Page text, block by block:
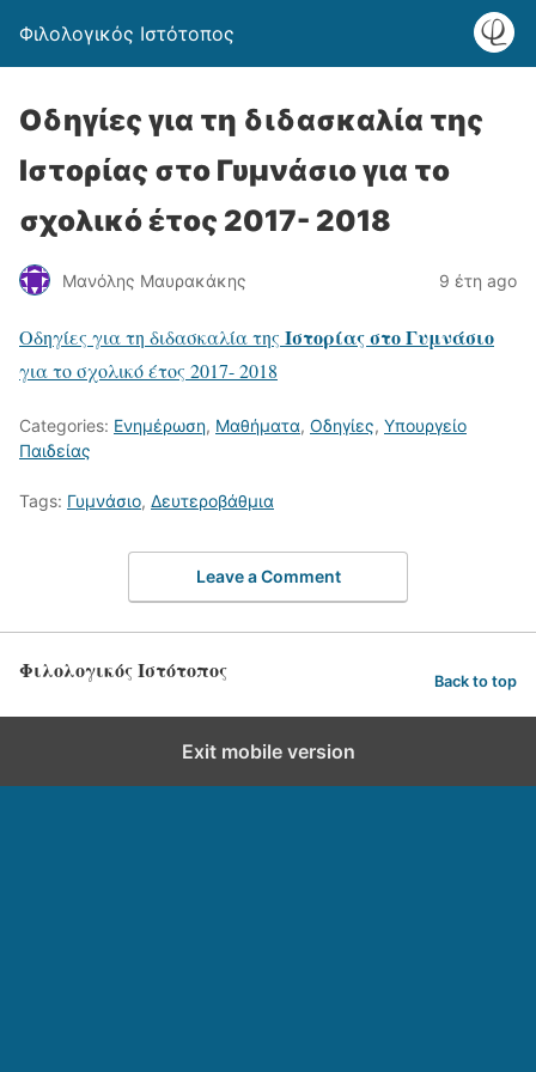
Φιλολογικός Ιστότοπος
Οδηγίες για τη διδασκαλία της
Ιστορίας στο Γυμνάσιο για το
σχολικό έτος 2017- 2018
Μανόλης Μαυρακάκης 9 έτη ago
Οδηγίες για τη διδασκαλία της Ιστορίας στο Γυμνάσιο
για τοσχολικό έτος 2017- 2018
Categories: Ενημέρωση, Μαθήματα, Οδηγίες, Υπουργείο
Παιδείας
Tags: Γυμνάσιο, Δευτεροβάθμια
Leave a Comment
Φιλολογικός Ιστότοπος Back to top
Exit mobile version